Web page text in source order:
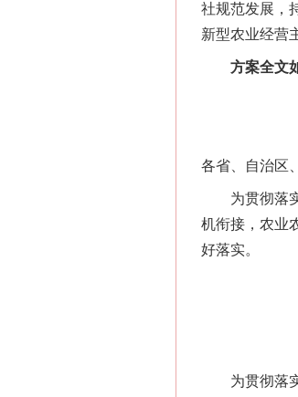
社规范发展，
新型农业经营
方案全文如
各省、自治区
为贯彻落实
机衔接，农业
好落实。
为贯彻落实